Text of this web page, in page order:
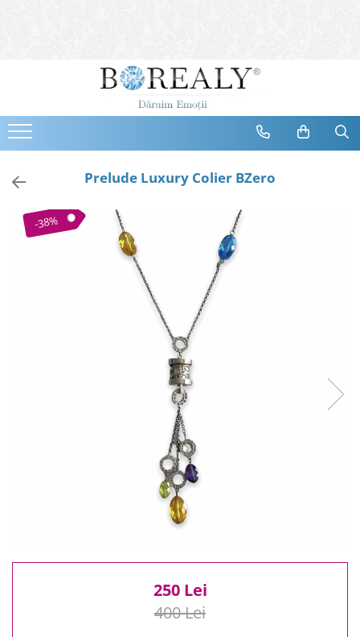
Bijuterii
Cercei
Bratari
Coliere
Brose
Tiare
300 Lei - 500 Lei
Prelude Luxury Colier BZero
-38%
250 Lei
400 Lei